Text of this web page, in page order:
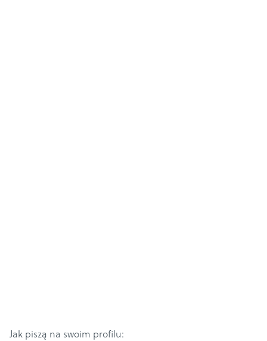
Jak piszą na swoim profilu: